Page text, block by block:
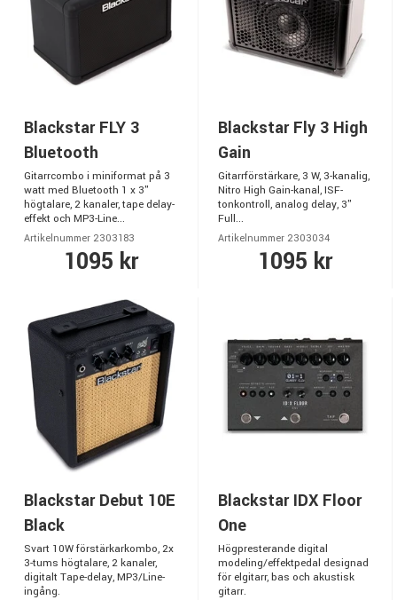
Blackstar FLY 3
Bluetooth
Gitarrcombo i miniformat på 3
watt med Bluetooth 1 x 3"
högtalare, 2 kanaler, tape delay-
effekt och MP3-Line...
Artikelnummer 2303183
1095 kr
Blackstar Fly 3 High
Gain
Gitarrförstärkare, 3 W, 3-kanalig,
Nitro High Gain-kanal, ISF-
tonkontroll, analog delay, 3"
Full...
Artikelnummer 2303034
1095 kr
Blackstar Debut 10E
Black
Svart 10W förstärkarkombo, 2x
3-tums högtalare, 2 kanaler,
digitalt Tape-delay, MP3/Line-
ingång.
Blackstar IDX Floor
One
Högpresterande digital
modeling/effektpedal designad
för elgitarr, bas och akustisk
gitarr.